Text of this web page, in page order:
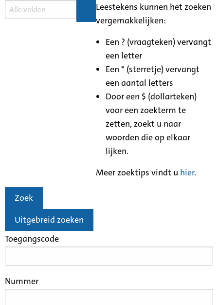
Leestekens kunnen het zoeken
vergemakkelijken:
Een ? (vraagteken) vervangt
een letter
Een * (sterretje) vervangt
een aantal letters
Door een $ (dollarteken)
voor een zoekterm te
zetten, zoekt u naar
woorden die op elkaar
lijken.
Meer zoektips vindt u hier.
Zoek
Uitgebreid zoeken
Toegangscode
Nummer